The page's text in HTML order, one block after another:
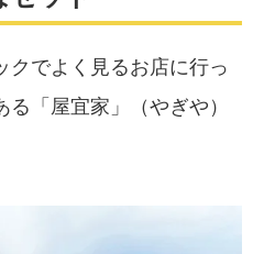
クでよく見るお店に行っ
「屋宜家」（やぎや）